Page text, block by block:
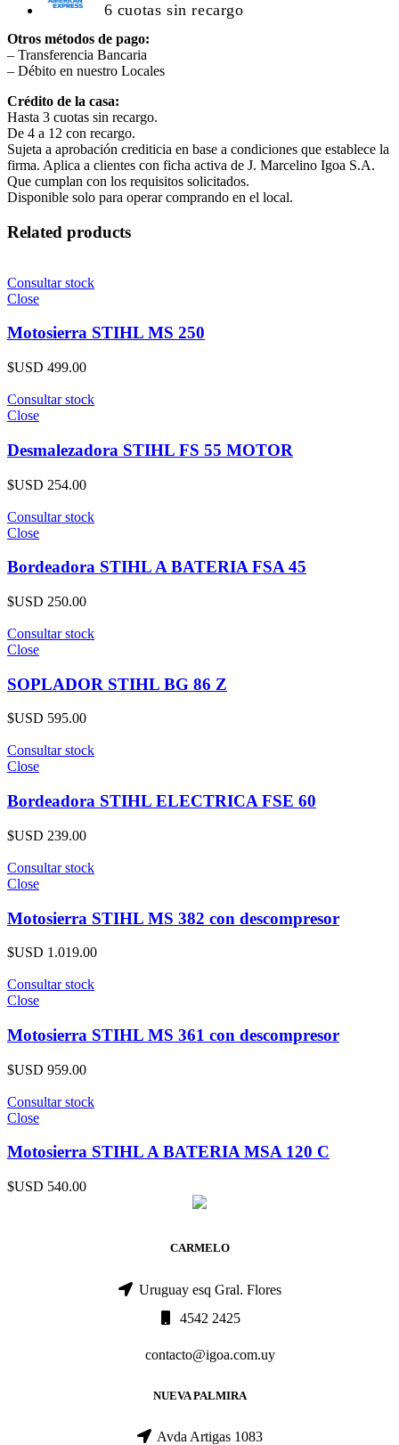
6 cuotas sin recargo
Otros métodos de pago:
– Transferencia Bancaria
– Débito en nuestro Locales
Crédito de la casa:
Hasta 3 cuotas sin recargo.
De 4 a 12 con recargo.
Sujeta a aprobación crediticia en base a condiciones que establece la
firma. Aplica a clientes con ficha activa de J. Marcelino Igoa S.A.
Que cumplan con los requisitos solicitados.
Disponible solo para operar comprando en el local.
Related products
Consultar stock
Close
Motosierra STIHL MS 250
$USD 499.00
Consultar stock
Close
Desmalezadora STIHL FS 55 MOTOR
$USD 254.00
Consultar stock
Close
Bordeadora STIHL A BATERIA FSA 45
$USD 250.00
Consultar stock
Close
SOPLADOR STIHL BG 86 Z
$USD 595.00
Consultar stock
Close
Bordeadora STIHL ELECTRICA FSE 60
$USD 239.00
Consultar stock
Close
Motosierra STIHL MS 382 con descompresor
$USD 1.019.00
Consultar stock
Close
Motosierra STIHL MS 361 con descompresor
$USD 959.00
Consultar stock
Close
Motosierra STIHL A BATERIA MSA 120 C
$USD 540.00
CARMELO
Uruguay esq Gral. Flores
4542 2425
contacto@igoa.com.uy
NUEVA PALMIRA
Avda Artigas 1083